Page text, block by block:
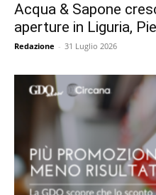
Acqua & Sapone
aperture in Liguria,
Redazione - 31 Luglio 2026